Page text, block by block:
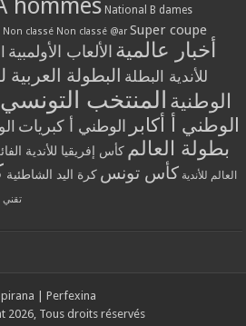
National B dames
Non classé Non classé @ar Super coupe
أخبار عالمية الألعاب الأولمبية
للأندية البطلة البطولة العربية
الوطنية المنتخب التونسي
الوطني أ أكابر الوطني أ كبريات
بطولة العالم كأس إفريقيا للأندية
العالم للأندية كأس تونس كرة اليد الشاطئية
تقني
Perfexina
2026, Tous droits réservés